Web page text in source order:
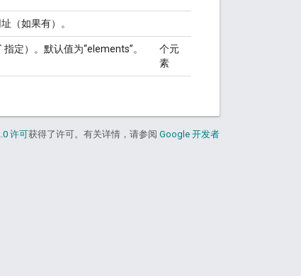
（如果有）。
定）。默认值为“elements”。
个元
素
许可获得了许可。有关详情，请参阅 Google 开发者